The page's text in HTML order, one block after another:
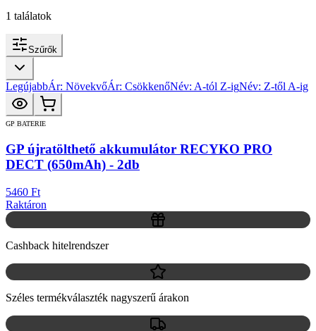
1 találatok
Szűrők
LegújabbÁr: NövekvőÁr: CsökkenőNév: A-tól Z-igNév: Z-től A-ig
GP BATERIE
GP újratölthető akkumulátor RECYKO PRO
DECT (650mAh) - 2db
5460 Ft
Raktáron
Cashback hitelrendszer
Széles termékválaszték nagyszerű árakon